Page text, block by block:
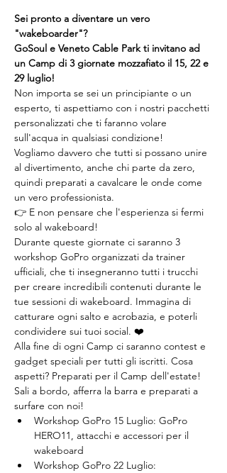
Sei pronto a diventare un vero
"wakeboarder"?
GoSoul e Veneto Cable Park ti invitano ad
un Camp di 3 giornate mozzafiato il 15, 22 e
29 luglio!
Non importa se sei un principiante o un
esperto, ti aspettiamo con i nostri pacchetti
personalizzati che ti faranno volare
sull'acqua in qualsiasi condizione!
Vogliamo davvero che tutti si possano unire
al divertimento, anche chi parte da zero,
quindi preparati a cavalcare le onde come
un vero professionista.
👉 E non pensare che l'esperienza si fermi
solo al wakeboard!
Durante queste giornate ci saranno 3
workshop GoPro organizzati da trainer
ufficiali, che ti insegneranno tutti i trucchi
per creare incredibili contenuti durante le
tue sessioni di wakeboard. Immagina di
catturare ogni salto e acrobazia, e poterli
condividere sui tuoi social. ❤️
Alla fine di ogni Camp ci saranno contest e
gadget speciali per tutti gli iscritti. Cosa
aspetti? Preparati per il Camp dell'estate!
Sali a bordo, afferra la barra e preparati a
surfare con noi!
Workshop GoPro 15 Luglio: GoPro
HERO11, attacchi e accessori per il
wakeboard
Workshop GoPro 22 Luglio: